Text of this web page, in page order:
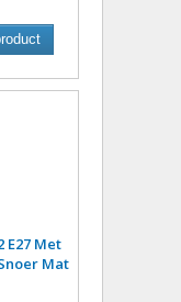
E27 Met
Mat